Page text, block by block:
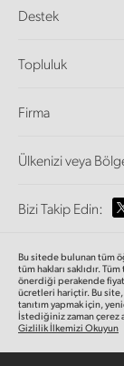
DaVinci Resolve ve
Ultimatte
Kayıt ve Oynatım
Video Format
Ağ Depolama
Yönlendirici ve
Yayın ve kodlama
Destek
Destek Merkezi
Topluluk
Firma
Hakkımızda
Medya
Ülkenizi veya
Lütfen Ülkenizi
Australia
Austria
Bizi Takip Edin:
Bu sitede bulunan tüm
tüm hakları saklıdır.
önerdiği perakende
ücretleri hariçtir. Bu
tanıtım yapmak için,
İstediğiniz zaman çerez
Gizlilik İlkemizi Okuyun